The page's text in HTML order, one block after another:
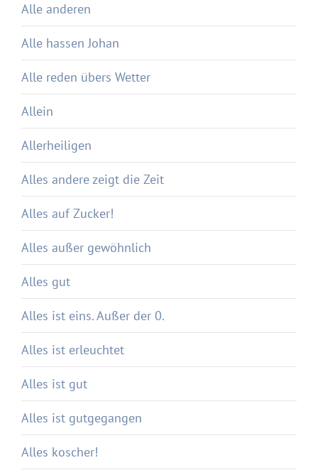
Alle anderen
Alle hassen Johan
Alle reden übers Wetter
Allein
Allerheiligen
Alles andere zeigt die Zeit
Alles auf Zucker!
Alles außer gewöhnlich
Alles gut
Alles ist eins. Außer der 0.
Alles ist erleuchtet
Alles ist gut
Alles ist gutgegangen
Alles koscher!